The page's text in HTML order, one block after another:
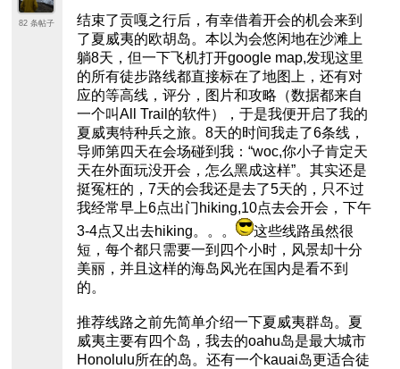
82 条帖子
结束了贡嘎之行后，有幸借着开会的机会来到
了夏威夷的欧胡岛。本以为会悠闲地在沙滩上
躺8天，但一下飞机打开google map,发现这里
的所有徒步路线都直接标在了地图上，还有对
应的等高线，评分，图片和攻略（数据都来自
一个叫All Trail的软件），于是我便开启了我的
夏威夷特种兵之旅。8天的时间我走了6条线，
导师第四天在会场碰到我：“woc,你小子肯定天
天在外面玩没开会，怎么黑成这样”。其实还是
挺冤枉的，7天的会我还是去了5天的，只不过
我经常早上6点出门hiking,10点去会开会，下午
3-4点又出去hiking。。。
这些线路虽然很
短，每个都只需要一到四个小时，风景却十分
美丽，并且这样的海岛风光在国内是看不到
的。
推荐线路之前先简单介绍一下夏威夷群岛。夏
威夷主要有四个岛，我去的oahu岛是最大城市
Honolulu所在的岛。还有一个kauai岛更适合徒